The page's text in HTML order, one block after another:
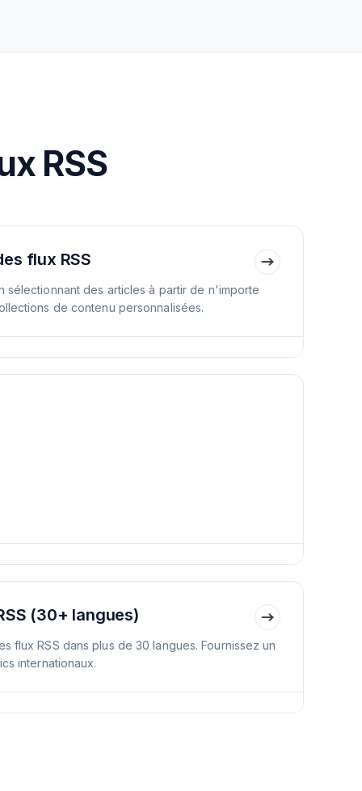
RSS
flux RSS
sélectionnant des articles à partir de n'importe
de contenu personnalisées.
(30+ langues)
flux RSS dans plus de 30 langues. Fournissez un
internationaux.